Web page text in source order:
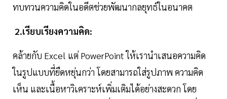
ทบทวนความคิดในอดีตช่วยพัฒนากลยุทธ์ในอนาคต
2.เรียบเรียงความคิด:
คล้ายกับ Excel แต่ PowerPoint ให้เรานำเสนอความคิด
ในรูปแบบที่ยืดหยุ่นกว่า โดยสามารถใส่รูปภาพ ความคิด
เห็น และเนื้อหาวิเคราะห์เพิ่มเติมได้อย่างสะดวก โดย